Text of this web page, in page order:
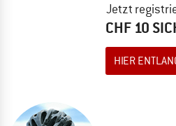
Jetzt
CHF 10
HIER